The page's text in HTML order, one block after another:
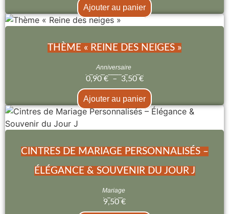
Ajouter au panier
THÈME « REINE DES NEIGES »
Anniversaire
0,90 € – 3,50 €
Ajouter au panier
CINTRES DE MARIAGE PERSONNALISÉS –
ÉLÉGANCE & SOUVENIR DU JOUR J
Mariage
9,50 €